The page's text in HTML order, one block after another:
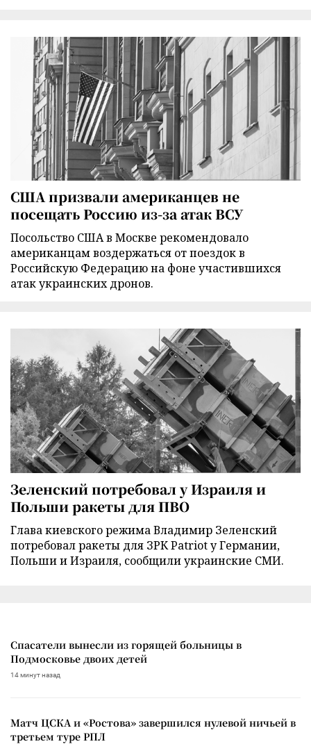
США призвали американцев не
посещать Россию из-за атак ВСУ
Посольство США в Москве рекомендовало
американцам воздержаться от поездок в
Российскую Федерацию на фоне участившихся
атак украинских дронов.
Зеленский потребовал у Израиля и
Польши ракеты для ПВО
Глава киевского режима Владимир Зеленский
потребовал ракеты для ЗРК Patriot у Германии,
Польши и Израиля, сообщили украинские СМИ.
Спасатели вынесли из горящей больницы в
Подмосковье двоих детей
14 минут назад
Матч ЦСКА и «Ростова» завершился нулевой ничьей в
третьем туре РПЛ